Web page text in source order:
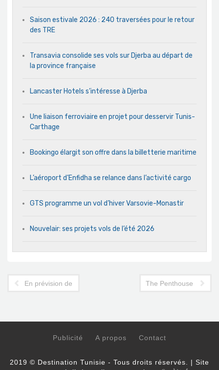
Saison estivale 2026 : 240 traversées pour le retour
des TRE
Transavia consolide ses vols sur Djerba au départ de
la province française
Lancaster Hotels s’intéresse à Djerba
Une liaison ferroviaire en projet pour desservir Tunis-
Carthage
Bookingo élargit son offre dans la billetterie maritime
L’aéroport d’Enfidha se relance dans l’activité cargo
GTS programme un vol d’hiver Varsovie-Monastir
Nouvelair: ses projets vols de l’été 2026
En prévision de l'été: Nouvelair augmente ses vols sur
The Penthouse -
Publicité A propos Contact
2019 © Destination Tunisie - Tous droits réservés. | Site